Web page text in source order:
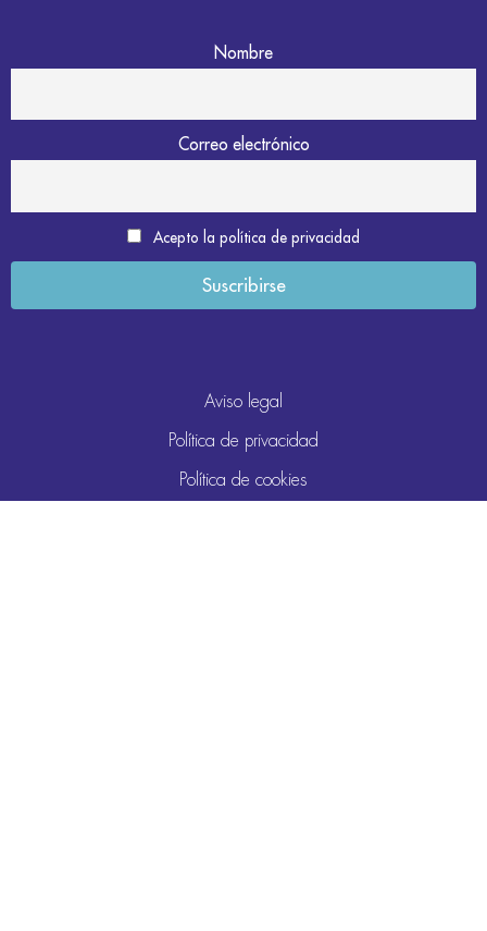
Nombre
Correo electrónico
Acepto la política de privacidad
Aviso legal
Política de privacidad
Política de cookies